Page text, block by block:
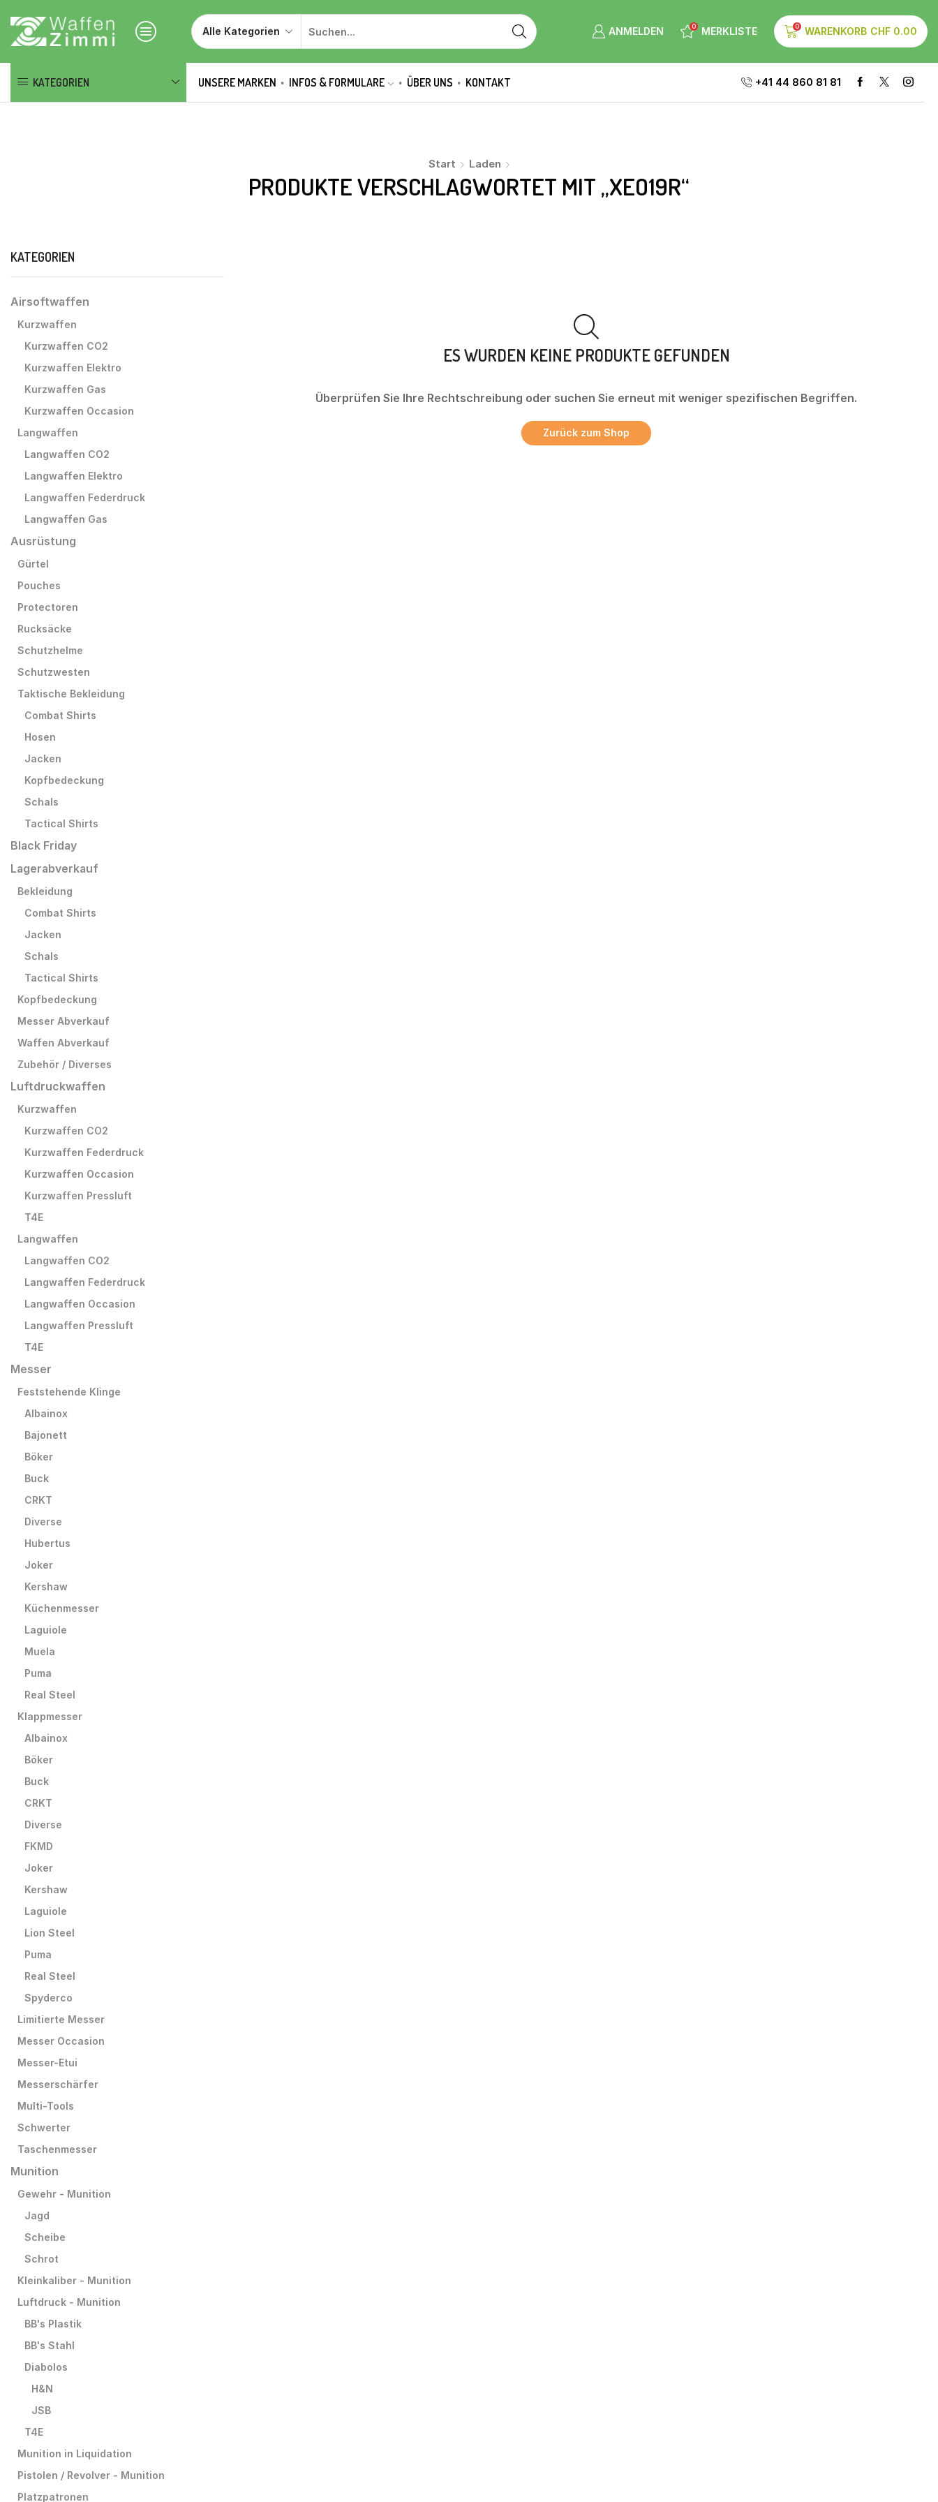
ANMELDEN 0 MERKLISTE 0 WARENKORB CHF0.00
KATEGORIEN UNSERE MARKEN INFOS & FORMULARE ÜBER UNS KONTAKT +41 44 860 81 81
Start Laden
PRODUKTE VERSCHLAGWORTET MIT „XEO19R“
ES WURDEN KEINE PRODUKTE GEFUNDEN
Überprüfen Sie Ihre Rechtschreibung oder suchen Sie erneut mit weniger spezifischen Begriffen.
Zurück zum Shop
KATEGORIEN
Airsoftwaffen
Kurzwaffen
Kurzwaffen CO2
Kurzwaffen Elektro
Kurzwaffen Gas
Kurzwaffen Occasion
Langwaffen
Langwaffen CO2
Langwaffen Elektro
Langwaffen Federdruck
Langwaffen Gas
Ausrüstung
Gürtel
Pouches
Protectoren
Rucksäcke
Schutzhelme
Schutzwesten
Taktische Bekleidung
Combat Shirts
Hosen
Jacken
Kopfbedeckung
Schals
Tactical Shirts
Black Friday
Lagerabverkauf
Bekleidung
Combat Shirts
Jacken
Schals
Tactical Shirts
Kopfbedeckung
Messer Abverkauf
Waffen Abverkauf
Zubehör / Diverses
Luftdruckwaffen
Kurzwaffen
Kurzwaffen CO2
Kurzwaffen Federdruck
Kurzwaffen Occasion
Kurzwaffen Pressluft
T4E
Langwaffen
Langwaffen CO2
Langwaffen Federdruck
Langwaffen Occasion
Langwaffen Pressluft
T4E
Messer
Feststehende Klinge
Albainox
Bajonett
Böker
Buck
CRKT
Diverse
Hubertus
Joker
Kershaw
Küchenmesser
Laguiole
Muela
Puma
Real Steel
Klappmesser
Albainox
Böker
Buck
CRKT
Diverse
FKMD
Joker
Kershaw
Laguiole
Lion Steel
Puma
Real Steel
Spyderco
Limitierte Messer
Messer Occasion
Messer-Etui
Messerschärfer
Multi-Tools
Schwerter
Taschenmesser
Munition
Gewehr - Munition
Jagd
Scheibe
Schrot
Kleinkaliber - Munition
Luftdruck - Munition
BB's Plastik
BB's Stahl
Diabolos
H&N
JSB
T4E
Munition in Liquidation
Pistolen / Revolver - Munition
Platzpatronen